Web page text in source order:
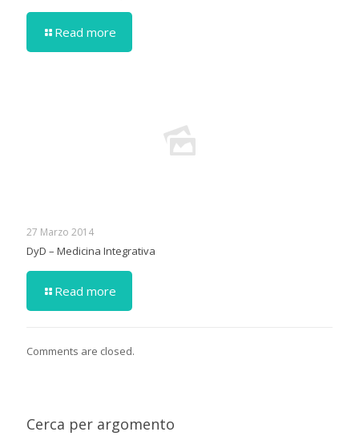
Read more
27 Marzo 2014
DyD – Medicina Integrativa
Read more
Comments are closed.
Cerca per argomento